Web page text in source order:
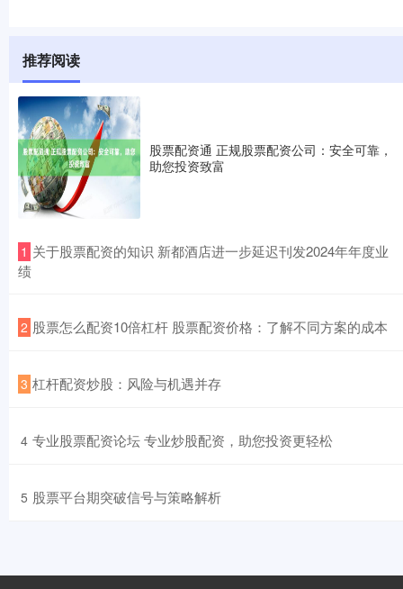
推荐阅读
股票配资通 正规股票配资公司：安全可靠，
助您投资致富
1 ​关于股票配资的知识 新都酒店进一步延迟刊发2024年年度业
绩
2 ​股票怎么配资10倍杠杆 股票配资价格：了解不同方案的成本
3 ​杠杆配资炒股：风险与机遇并存
4 ​专业股票配资论坛 专业炒股配资，助您投资更轻松
5 ​股票平台期突破信号与策略解析